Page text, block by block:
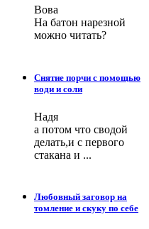
Вова
На батон нарезной
можно читать?
Снятие порчи с помощью
води и соли
Надя
а потом что сводой
делать,и с первого
стакана и ...
Любовный заговор на
томление и скуку по себе